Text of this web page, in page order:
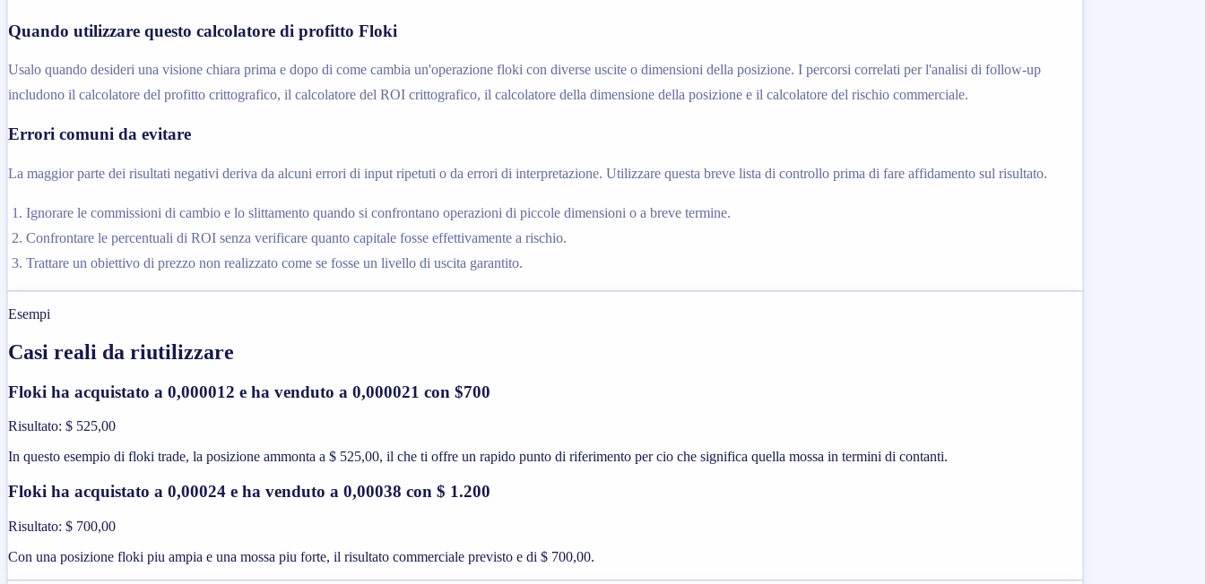
Quando utilizzare questo calcolatore di profitto Floki
Usalo quando desideri una visione chiara prima e dopo di come cambia un'operazione floki con diverse uscite o dimensioni della posizione. I percorsi correlati per l'analisi di follow-up
includono il calcolatore del profitto crittografico, il calcolatore del ROI crittografico, il calcolatore della dimensione della posizione e il calcolatore del rischio commerciale.
Errori comuni da evitare
La maggior parte dei risultati negativi deriva da alcuni errori di input ripetuti o da errori di interpretazione. Utilizzare questa breve lista di controllo prima di fare affidamento sul risultato.
Ignorare le commissioni di cambio e lo slittamento quando si confrontano operazioni di piccole dimensioni o a breve termine.
Confrontare le percentuali di ROI senza verificare quanto capitale fosse effettivamente a rischio.
Trattare un obiettivo di prezzo non realizzato come se fosse un livello di uscita garantito.
Esempi
Casi reali da riutilizzare
Floki ha acquistato a 0,000012 e ha venduto a 0,000021 con $700
Risultato: $ 525,00
In questo esempio di floki trade, la posizione ammonta a $ 525,00, il che ti offre un rapido punto di riferimento per cio che significa quella mossa in termini di contanti.
Floki ha acquistato a 0,00024 e ha venduto a 0,00038 con $ 1.200
Risultato: $ 700,00
Con una posizione floki piu ampia e una mossa piu forte, il risultato commerciale previsto e di $ 700,00.